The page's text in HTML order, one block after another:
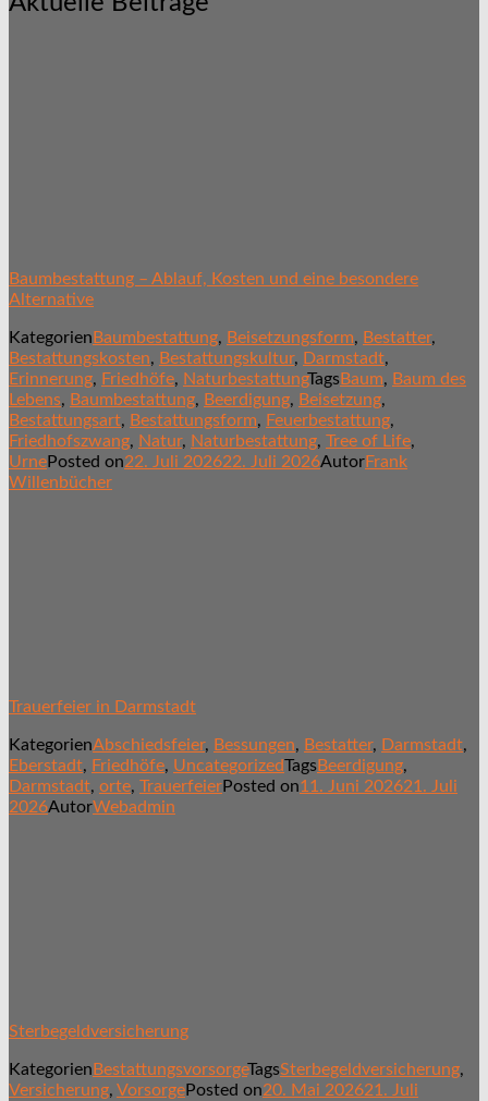
Baumbestattung – Ablauf, Kosten und eine besondere
Alternative
Kategorien Baumbestattung, Beisetzungsform, Bestatter,
Bestattungskosten, Bestattungskultur, Darmstadt,
Erinnerung, Friedhöfe, NaturbestattungTagsBaum, Baum des
Lebens, Baumbestattung, Beerdigung, Beisetzung,
Bestattungsart, Bestattungsform, Feuerbestattung,
Friedhofszwang, Natur, Naturbestattung, Tree of Life,
UrnePosted on22. Juli 202622. Juli 2026AutorFrank
Willenbücher
Trauerfeier in Darmstadt
KategorienAbschiedsfeier, Bessungen, Bestatter, Darmstadt,
Eberstadt, Friedhöfe, UncategorizedTagsBeerdigung,
Darmstadt, orte, TrauerfeierPosted on11. Juni 202621. Juli
2026AutorWebadmin
Sterbegeldversicherung
Kategorien BestattungsvorsorgeTagsSterbegeldversicherung,
Versicherung, VorsorgePosted on20. Mai 202621. Juli